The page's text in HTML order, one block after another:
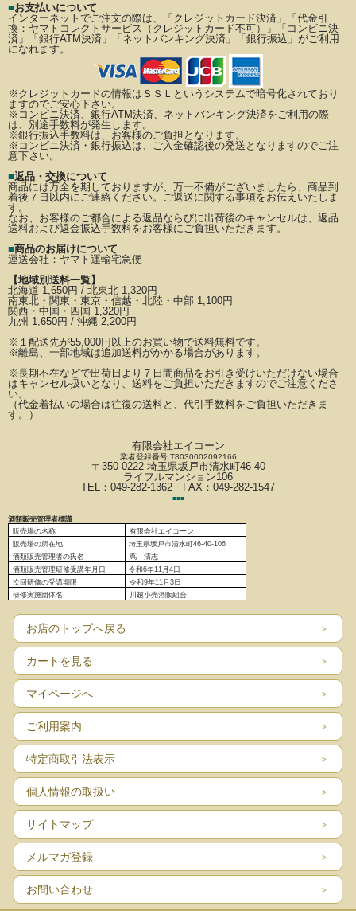
■お支払いについて
インターネットでご注文の際は、「クレジットカード決済」「代金引
換：ヤマトコレクトサービス（クレジットカード不可）」
「コンビニ決
済」「銀行ATM決済」「ネットバンキング決済」「銀行振込」がご利用
になれます。
※クレジットカードの情報はＳＳＬというシステムで暗号化されており
ますのでご安心下さい。
※コンビニ決済、銀行ATM決済、ネットバンキング決済をご利用の際
は、別途手数料が発生します。
※銀行振込手数料は、お客様のご負担となります。
※コンビニ決済・銀行振込は、ご入金確認後の発送となりますのでご注
意下さい。
■返品・交換について
商品には万全を期しておりますが、万一不備がございましたら、商品到
着後７日以内にご連絡ください。
ご返送に関する事項をお伝えいたしま
す。
なお、お客様のご都合による返品ならびに出荷後のキャンセルは、返品
送料および返金振込手数料をお客様にご負担いただきます。
■商品のお届けについて
運送会社： ヤマト運輸宅急便
【地域別送料一覧】
北海道 1,650円 / 北東北 1,320円
南東北・関東・東京・信越・北陸・中部 1,100円
関西・中国・四国 1,320円
九州 1,650円 / 沖縄 2,200円
※ １配送先が55,000円以上のお買い物で送料無料です。
※離島、一部地域は追加送料がかかる場合があります。
※長期不在などで出荷日より７日間商品をお引き受けいただけない場合
はキャンセル扱いとなり、 送料をご負担いただきますのでご注意くださ
い。
（代金着払いの場合は往復の送料と、代引手数料をご負担いただきま
す。）
有限会社エイコーン
業者登録番号 T8030002092166
〒350-0222 埼玉県坂戸市清水町46-40
ライフルマンション106
TEL：049-282-1362 FAX：049-282-1547
■■■
酒類販売管理者標識
販売場の名称
有限会社エイコーン
販売場の所在地
埼玉県坂戸市清水町46-40-106
酒類販売管理者の氏名
蔦 清志
酒類販売管理研修受講年月日
令和6年11月4日
次回研修の受講期限
令和9年11月3日
研修実施団体名
川越小売酒販組合
お店のトップへ戻る
カートを見る
マイページへ
ご利用案内
特定商取引法表示
個人情報の取扱い
サイトマップ
メルマガ登録
お問い合わせ